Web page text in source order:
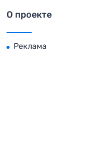
О проекте
Реклама